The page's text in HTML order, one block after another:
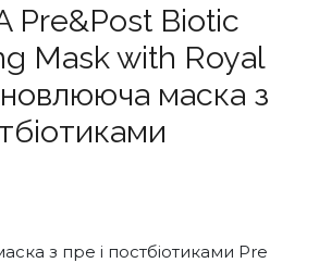
Pre&Post Biotic
Mask with Royal
маска з
з пре і постбіотиками Pre